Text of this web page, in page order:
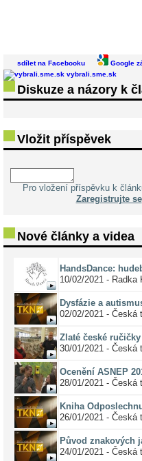
sdílet na Facebooku Google
vybrali.sme.sk
Diskuze a názory k
Vložit příspěvek
Pro vložení příspěvku k
Zaregistrujte se
Nové články a videa
HandsDance:
10/02/2021 - Radka
Dysfázie a
02/02/2021 - Česká
Zlaté české ručičky
30/01/2021 - Česká
Ocenění ASNEP
28/01/2021 - Česká
Kniha
26/01/2021 - Česká
Původ znakových
24/01/2021 - Česká